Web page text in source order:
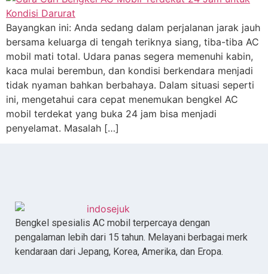
Bayangkan ini: Anda sedang dalam perjalanan jarak jauh
bersama keluarga di tengah teriknya siang, tiba-tiba AC
mobil mati total. Udara panas segera memenuhi kabin,
kaca mulai berembun, dan kondisi berkendara menjadi
tidak nyaman bahkan berbahaya. Dalam situasi seperti
ini, mengetahui cara cepat menemukan bengkel AC
mobil terdekat yang buka 24 jam bisa menjadi
penyelamat. Masalah […]
Bengkel spesialis AC mobil terpercaya dengan
pengalaman lebih dari 15 tahun. Melayani berbagai merk
kendaraan dari Jepang, Korea, Amerika, dan Eropa.